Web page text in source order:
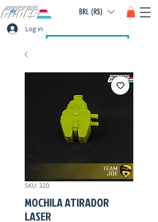
Log in
BRL (R$)
SKU: 320
MOCHILA ATIRADOR
LASER